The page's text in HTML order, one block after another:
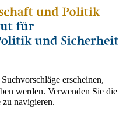
Suchvorschläge erscheinen,
werden. Verwenden Sie die
zu navigieren.